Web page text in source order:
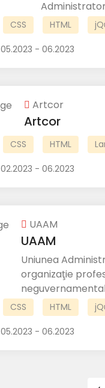
CSS HTML
05.2023 - 06.2023
Artcor
Artcor
CSS HTML
02.2023 - 06.2023
UAAM
UAAM
Uniunea
organizaţie
CSS HTML
05.2023 - 06.2023